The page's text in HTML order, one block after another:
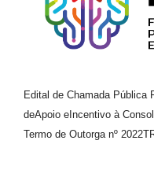
Edital de Chamada Pública
deApoio e Incentivo à
Termo de Outorga nº